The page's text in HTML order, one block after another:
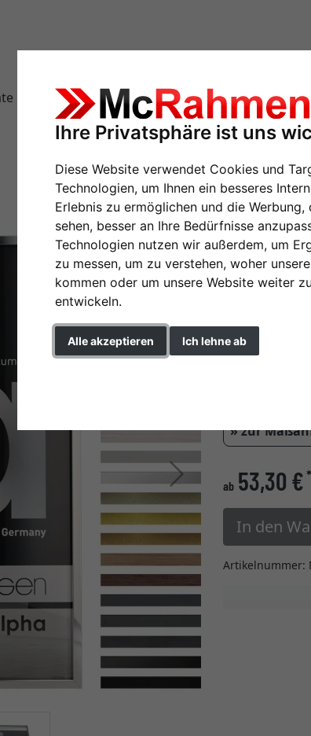
Ihre Privatsphäre ist uns
Diese Website verwendet Cookies und
Technologien, um Ihnen ein besseres
Erlebnis zu ermöglichen und die Werbung,
sehen, besser an Ihre Bedürfnisse
Technologien nutzen wir außerdem, um
zu messen, um zu verstehen, woher
kommen oder um unsere Website weiter zu
entwickeln.
Alle akzeptieren Ich lehne ab
Weiter
Alurahmen
Nielsen
Farbe
» zur
ab 53,30 €*
In den
Artikelnummer: